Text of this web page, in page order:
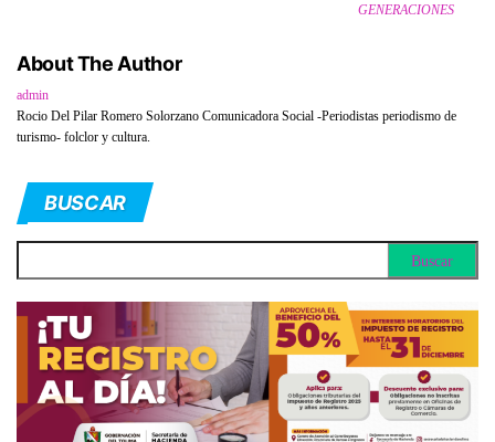
GENERACIONES
About The Author
admin
Rocio Del Pilar Romero Solorzano Comunicadora Social -Periodistas periodismo de
turismo- folclor y cultura.
BUSCAR